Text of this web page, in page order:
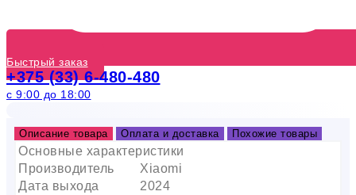
Быстрый заказ
+375 (33) 6-480-480
с 9:00 до 18:00
Описание товара Оплата и доставка Похожие товары
Основные характеристики
Производитель
Xiaomi
Дата выхода
2024